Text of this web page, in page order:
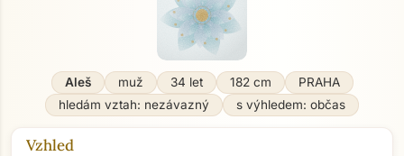
Aleš muž 34 let 182 cm
PRAHA
hledám vztah: nezávazný
s výhledem: občas
Vzhled